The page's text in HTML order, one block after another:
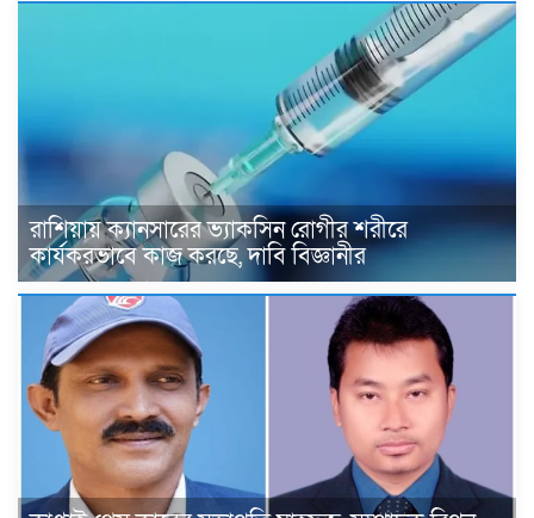
রাশিয়ায় ক্যানসারের ভ্যাকসিন রোগীর শরীরে
কার্যকরভাবে কাজ করছে, দাবি বিজ্ঞানীর